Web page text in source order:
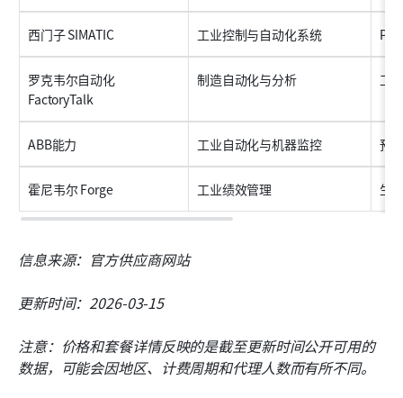
西门子 SIMATIC 工业控制与自动化系统
罗克韦尔自动化
FactoryTalk
制造自动化与分析 工
ABB能力 工业自动化与机器监控 预
霍尼韦尔 Forge 工业绩效管理 生
信息来源：官方供应商网站
更新时间：2026-03-15
注意：价格和套餐详情反映的是截至更新时间公开可用的
数据，可能会因地区、计费周期和代理人数而有所不同。